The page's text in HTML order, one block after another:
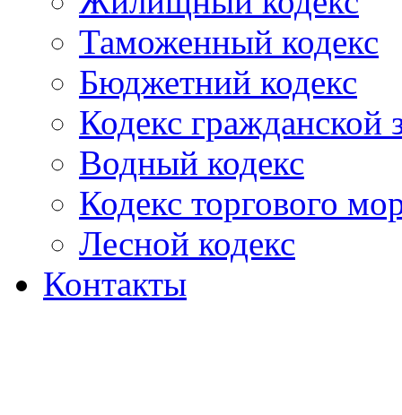
Таможенный кодекс
Бюджетний кодекс
Кодекс гражданской
Водный кодекс
Кодекс торгового
Лесной кодекс
Контакты